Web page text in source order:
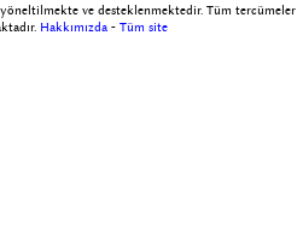
yöneltilmekte ve desteklenmektedir. Tüm tercümeler
Hakkımızda -Tüm site